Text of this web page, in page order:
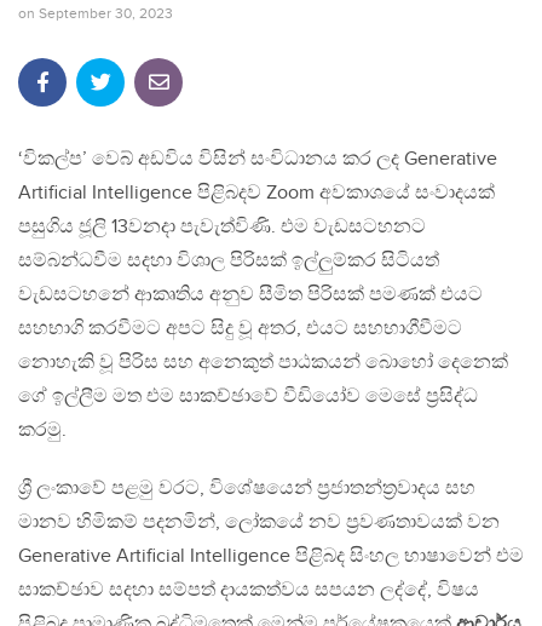
on September 30, 2023
‘විකල්ප’ වෙබ් අඩවිය විසින් සංවිධානය කර ලද Generative
Artificial Intelligence පිළිබදව Zoom අවකාශයේ සංවාදයක්
පසුගිය ජූලි 13වනදා පැවැත්විණි. එම වැඩසටහනට
සම්බන්ධවීම සදහා විශාල පිරිසක් ඉල්ලුම්කර සිටියත්
වැඩසටහනේ ආකෘතිය අනුව සීමිත පිරිසක් පමණක් එයට
සහභාගි කරවීමට අපට සිදු වූ අතර, එයට සහභාගීවීමට
නොහැකි වූ පිරිස සහ අනෙකුත් පාඨකයන් බොහෝ දෙනෙක්
ගේ ඉල්ලීම මත එම සාකච්ඡාවේ වීඩියෝව මෙසේ ප්‍රසිද්ධ
කරමු.
ශ්‍රී ලංකාවේ පළමු වරට, විශේෂයෙන් ප්‍රජාතන්ත්‍රවාදය සහ
මානව හිමිකම් පදනමින්, ලෝකයේ නව ප්‍රවණතාවයක් වන
Generative Artificial Intelligence පිළිබද සිංහල භාෂාවෙන් එම
සාකච්ඡාව සදහා සම්පත් දායකත්වය සපයන ලද්දේ, විෂය